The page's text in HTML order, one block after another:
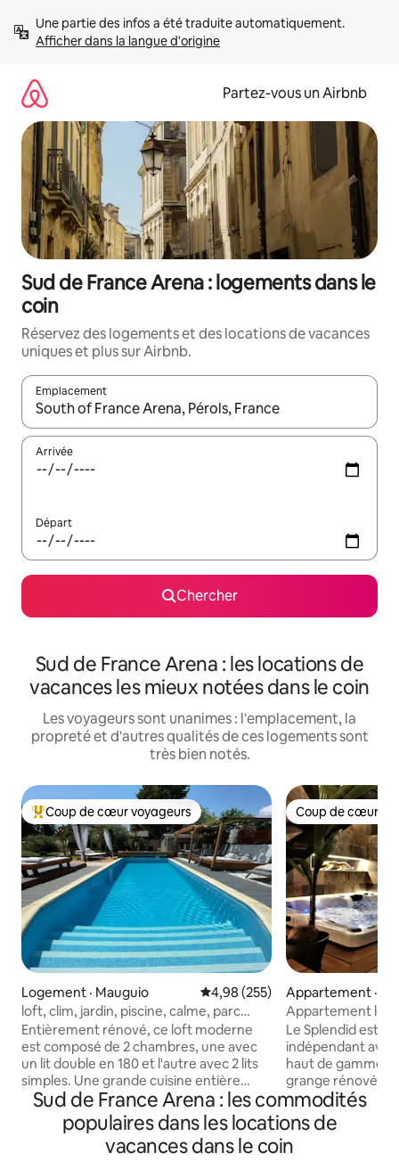
directement
Afficher dans la langue d'origine
Partez-vous un Airbnb
Sud de France Arena : logements dans le
coin
Réservez des logements et des locations de vacances
uniques et plus sur Airbnb.
Emplacement
Quand les résultats sont affichés, parcourez-les en utilisant
Arrivée
Départ
Chercher
Sud de France Arena : les locations de
vacances les mieux notées dans le coin
Les voyageurs sont unanimes : l'emplacement, la
propreté et d'autres qualités de ces logements sont
très bien notés.
Coup de cœur voyageurs parmi les plus aimés
Coup de cœur voyageurs
Logement · Mauguio Note moyenne de 4,98 sur 5,
4,98 (255)
loft, clim, jardin, piscine, calme, parc
expo,
Entièrement rénové, ce loft moderne
est composé de 2 chambres, une avec
un lit double en 180 et l'autre avec 2 lits
simples. Une grande cuisine entière
équipée ouverte sur le salon avec
cheminée et donnant sur une grande
terrasse privative close et sans vis à vis.
Vous pourrez profiter de l'espace piscine
Coup de cœur
Coup de cœur
Appartement ·
es-Sorts
Appartement le
Le Splendid est
indépendant
haut de gamme
grange rénovée
contemporain ou
le design, vous
confort.
des Sorts dans le
Sud de France Arena : les commodités
populaires dans les locations de
vacances dans le coin